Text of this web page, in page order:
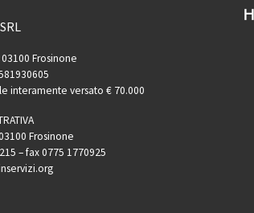
Frosinone
interamente versato € 70.000
Frosinone
– fax 0775 1770925